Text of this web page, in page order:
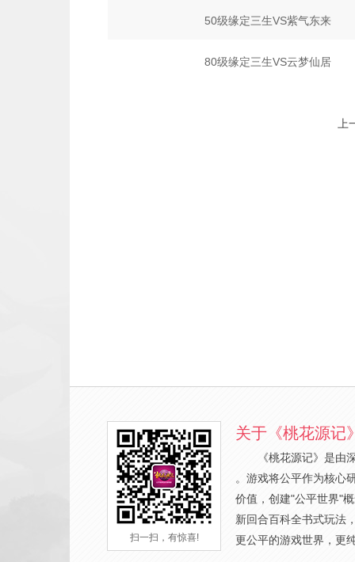
50级缘定三生VS紫气东来
80级缘定三生VS云梦仙居
上
扫一扫，有惊喜!
关于《桃花源记
《桃花源记》是由
。游戏将公平作为核心
价值，创建"公平世界"
新回合百科全书式玩法
更公平的游戏世界，更